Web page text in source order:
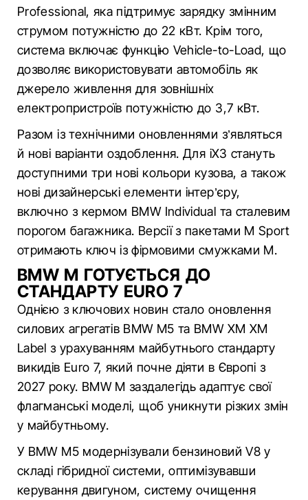
Professional, яка підтримує зарядку змінним
струмом потужністю до 22 кВт. Крім того,
система включає функцію Vehicle-to-Load, що
дозволяє використовувати автомобіль як
джерело живлення для зовнішніх
електропристроїв потужністю до 3,7 кВт.
Разом із технічними оновленнями з’являться
й нові варіанти оздоблення. Для iX3 стануть
доступними три нові кольори кузова, а також
нові дизайнерські елементи інтер’єру,
включно з кермом BMW Individual та сталевим
порогом багажника. Версії з пакетами M Sport
отримають ключ із фірмовими смужками M.
BMW M ГОТУЄТЬСЯ ДО
СТАНДАРТУ EURO 7
Однією з ключових новин стало оновлення
силових агрегатів BMW M5 та BMW XM XM
Label з урахуванням майбутнього стандарту
викидів Euro 7, який почне діяти в Європі з
2027 року. BMW M заздалегідь адаптує свої
флагманські моделі, щоб уникнути різких змін
у майбутньому.
У BMW M5 модернізували бензиновий V8 у
складі гібридної системи, оптимізувавши
керування двигуном, систему очищення